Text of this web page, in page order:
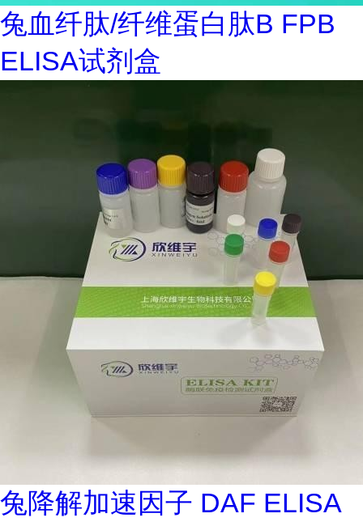
兔血纤肽/纤维蛋白肽B FPB
ELISA试剂盒
兔降解加速因子 DAF ELISA